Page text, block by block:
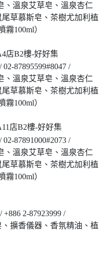
、溫泉艾草皂、溫泉杏仁
草慕斯皂、茶樹尤加利植
100ml）
店B2樓-好好集
87895599#8047 /
、溫泉艾草皂、溫泉杏仁
草慕斯皂、茶樹尤加利植
100ml）
店B2樓-好好集
87891000#2073 /
、溫泉艾草皂、溫泉杏仁
草慕斯皂、茶樹尤加利植
100ml）
2-87923999 /
、擴香儀器、香氛精油、植